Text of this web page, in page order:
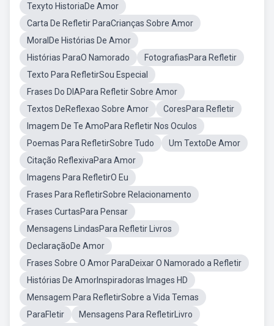
Texyto HistoriaDe Amor
Carta De Refletir ParaCrianças Sobre Amor
MoralDe Histórias De Amor
Histórias ParaO Namorado
FotografiasPara Refletir
Texto Para RefletirSou Especial
Frases Do DIAPara Refletir Sobre Amor
Textos DeReflexao Sobre Amor
CoresPara Refletir
Imagem De Te AmoPara Refletir Nos Oculos
Poemas Para RefletirSobre Tudo
Um TextoDe Amor
Citação ReflexivaPara Amor
Imagens Para RefletirO Eu
Frases Para RefletirSobre Relacionamento
Frases CurtasPara Pensar
Mensagens LindasPara Refletir Livros
DeclaraçãoDe Amor
Frases Sobre O Amor ParaDeixar O Namorado a Refletir
Histórias De AmorInspiradoras Images HD
Mensagem Para RefletirSobre a Vida Temas
ParaFletir
Mensagens Para RefletirLivro